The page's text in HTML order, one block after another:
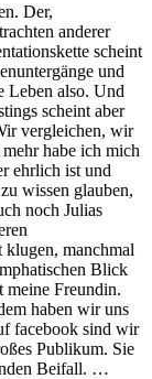
Der,
anderer
scheint
und
Leben also. Und
scheint aber
vergleichen, wir
habe ich mich
ehrlich ist und
wissen glauben,
noch Julias
manchmal
Blick
Freundin.
haben wir uns
facebook sind wir
Publikum. Sie
Beifall. …